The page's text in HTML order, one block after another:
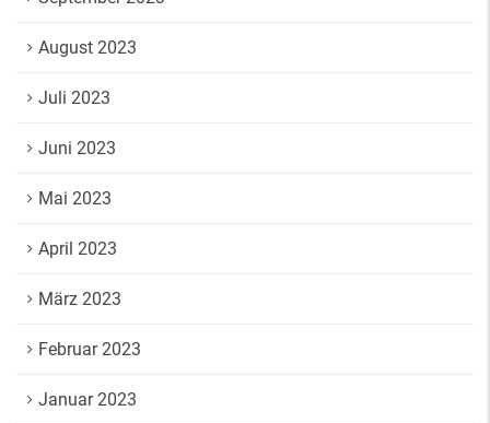
August 2023
Juli 2023
Juni 2023
Mai 2023
April 2023
März 2023
Februar 2023
Januar 2023